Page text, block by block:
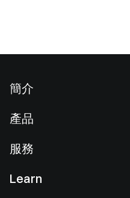
簡介
新聞中心
產品
現貨交易
服務
Learn